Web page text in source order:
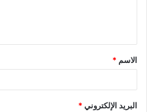
ق
*
الاسم *
البريد الإلكتروني*